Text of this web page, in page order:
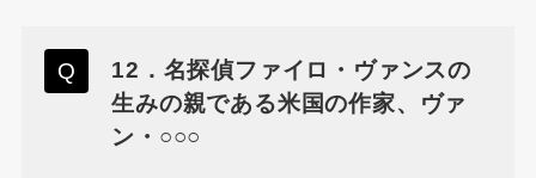
12．名探偵ファイロ・ヴァンスの
生みの親である米国の作家、ヴァ
ン・○○○